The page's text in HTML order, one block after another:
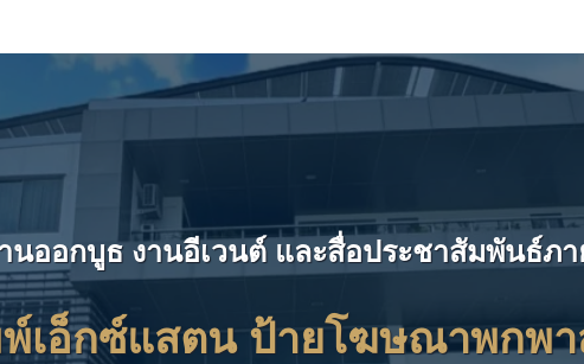
นออกบูธ งานอีเวนต์ และสื่อประชาสัมพันธ์ภ
เอ็กซ์แสตนป้ายโฆษณาพกพา